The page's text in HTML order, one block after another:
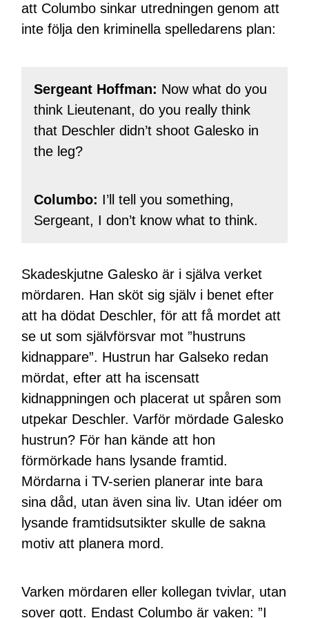
att Columbo sinkar utredningen genom att
inte följa den kriminella spelledarens plan:
Sergeant Hoffman: Now what do you
think Lieutenant, do you really think
that Deschler didn’t shoot Galesko in
the leg?
Columbo: I’ll tell you something,
Sergeant, I don’t know what to think.
Skadeskjutne Galesko är i själva verket
mördaren. Han sköt sig själv i benet efter
att ha dödat Deschler, för att få mordet att
se ut som självförsvar mot ”hustruns
kidnappare”. Hustrun har Galseko redan
mördat, efter att ha iscensatt
kidnappningen och placerat ut spåren som
utpekar Deschler. Varför mördade Galesko
hustrun? För han kände att hon
förmörkade hans lysande framtid.
Mördarna i TV-serien planerar inte bara
sina dåd, utan även sina liv. Utan idéer om
lysande framtidsutsikter skulle de sakna
motiv att planera mord.
Varken mördaren eller kollegan tvivlar, utan
sover gott. Endast Columbo är vaken: ”I